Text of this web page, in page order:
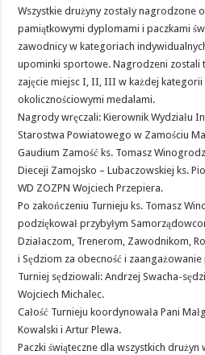
Wszystkie drużyny zostały nagrodzone
pamiątkowymi dyplomami i paczkami
zawodnicy w kategoriach
upominki sportowe. Nagrodzeni zostali
zajęcie miejsc I, II, III w każdej kategorii
okolicznościowymi medalami.
Nagrody wręczali: Kierownik Wydziału
Starostwa Powiatowego w Zamościu
Gaudium Zamość ks. Tomasz
Dieceji Zamojsko – Lubaczowskiej ks.
WD ZOZPN Wojciech Przepiera.
Po zakończeniu Turnieju ks. Tomasz
podziękował przybyłym
Działaczom, Trenerom, Zawodnikom,
i Sędziom za obecność i
Turniej sędziowali: Andrzej Swacha-
Wojciech Michalec.
Całość Turnieju koordynowała Pani
Kowalski i Artur Plewa.
Paczki świąteczne dla wszystkich drużyn